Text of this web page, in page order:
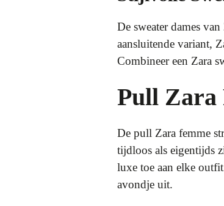
De sweater dames
aansluitende variant,
Combineer een Zara
Pull Zara
De pull Zara femme
tijdloos als eigentijds
luxe toe aan elke
avondje uit.